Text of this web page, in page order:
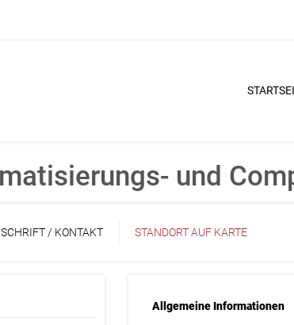
und
/ KONTAKT STANDORT AUF KARTE
Allgemeine Informationen